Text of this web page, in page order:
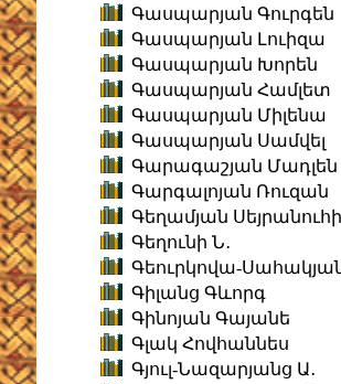
Գասպարյան Գուրգեն
Գասպարյան Լուիզա
Գասպարյան Խորեն
Գասպարյան Համլետ
Գասպարյան Միլենա
Գասպարյան Սամվել
Գարագաշյան Մադլեն
Գարգալոյան Ռուզան
Գեղամյան Սեյրանուհի
Գեղունի Ն․
Գեուրկովա-
Գիլանց Գևորգ
Գինոյան Գայանե
Գլակ Հովհաննես
Գյուլ-Նազարյանց Ա․